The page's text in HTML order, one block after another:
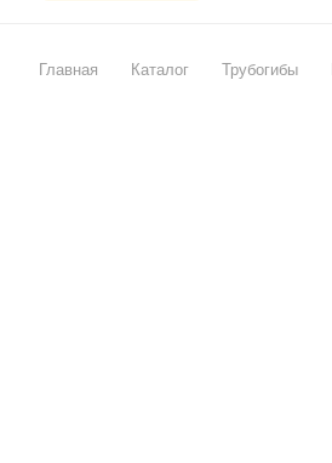
Главная Каталог Трубогибы